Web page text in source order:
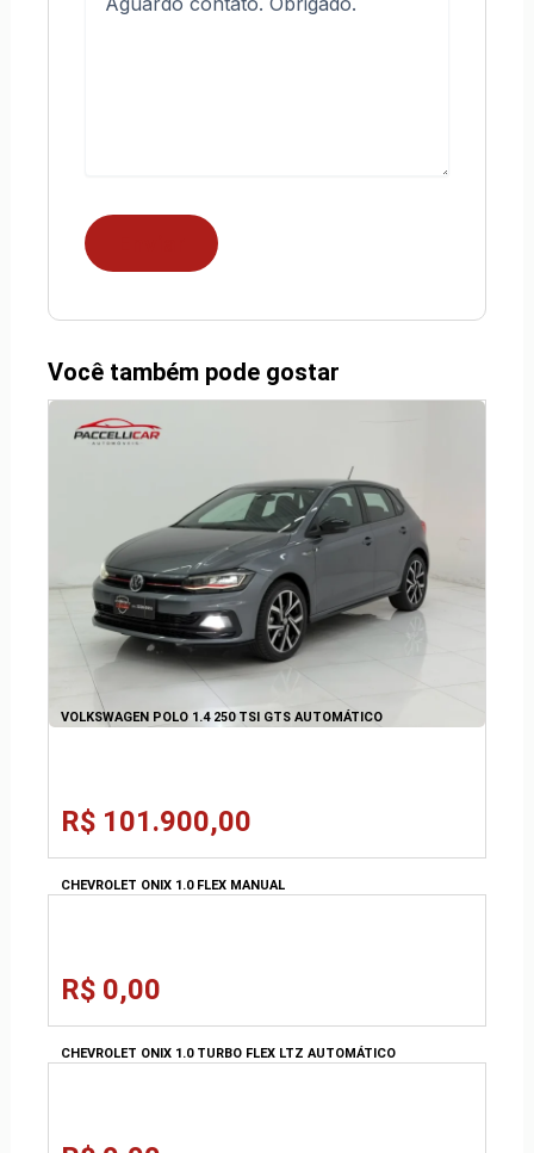
Você também pode gostar
VOLKSWAGEN POLO 1.4 250 TSI GTS AUTOMÁTICO
R$ 101.900,00
CHEVROLET ONIX 1.0 FLEX MANUAL
R$ 0,00
CHEVROLET ONIX 1.0 TURBO FLEX LTZ AUTOMÁTICO